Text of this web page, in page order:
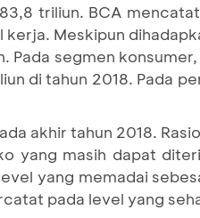
triliun. BCA
Meskipun
Pada segmen
di tahun 2018. Pada
akhir tahun 2018.
yang masih dapat
yang memadai
pada level yang